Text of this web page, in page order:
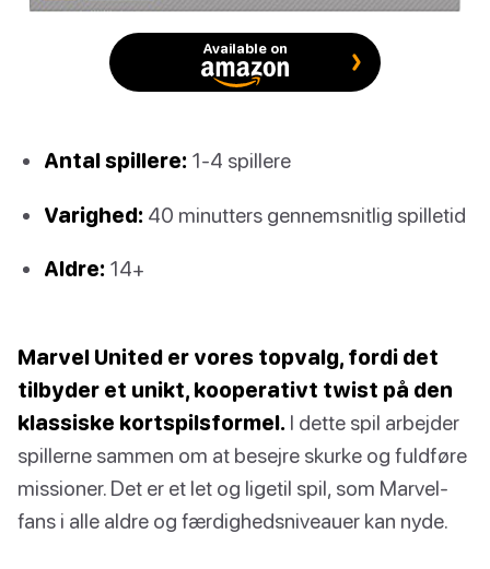
Available on
Antal spillere: 1-4 spillere
Varighed: 40 minutters gennemsnitlig spilletid
Aldre: 14+
Marvel United er vores topvalg, fordi det
tilbyder et unikt, kooperativt twist på den
klassiske kortspilsformel. I dette spil arbejder
spillerne sammen om at besejre skurke og fuldføre
missioner. Det er et let og ligetil spil, som Marvel-
fans i alle aldre og færdighedsniveauer kan nyde.